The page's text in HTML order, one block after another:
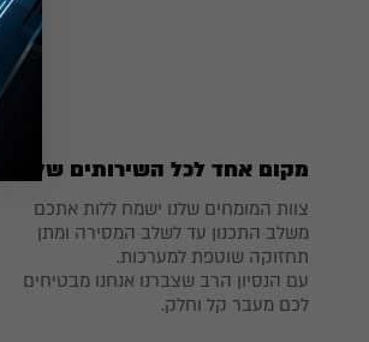
מקום אחד לכל השירותים שלכם
צוות המומחים שלנו ישמח ללות אתכם
משלב התכנון עד לשלב המסירה ומתן
תחזוקה שוטפת למערכות.
עם הנסיון הרב שצברנו אנחנו מבטיחים
לכם מעבר קל וחלק.